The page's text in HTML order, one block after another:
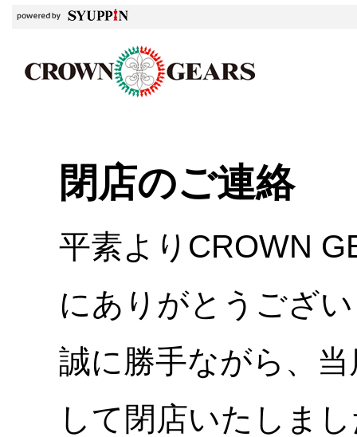
閉店のご連絡
平素よりCROWN
にありがとうござ
誠に勝手ながら、
して閉店いたしま